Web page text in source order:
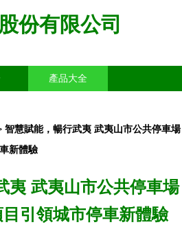
份有限公司
產品大全
智慧賦能，暢行武夷 武夷山市公共停車場
新體驗
夷 武夷山市公共停車場
引領城市停車新體驗